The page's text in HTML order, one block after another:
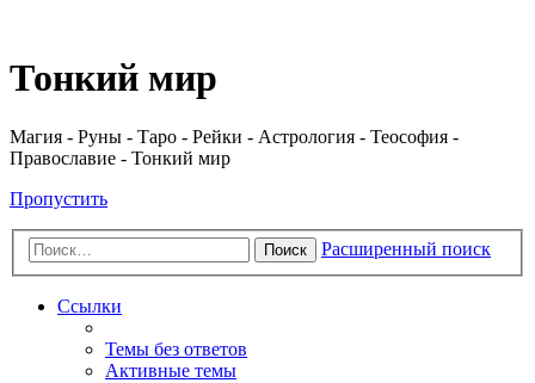
Тонкий мир
Магия - Руны - Таро - Рейки - Астрология - Теософия -
Православие - Тонкий мир
Пропустить
Поиск Расширенный поиск
Ссылки
Темы без ответов
Активные темы